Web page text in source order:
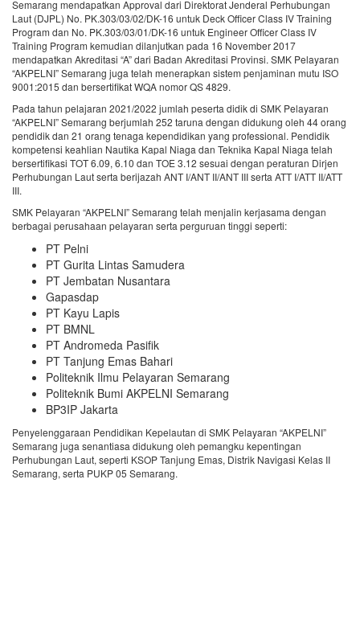
Semarang mendapatkan Approval dari Direktorat Jenderal Perhubungan
Laut (DJPL) No. PK.303/03/02/DK-16 untuk Deck Officer Class IV Training
Program dan No. PK.303/03/01/DK-16 untuk Engineer Officer Class IV
Training Program kemudian dilanjutkan pada 16 November 2017
mendapatkan Akreditasi “A” dari Badan Akreditasi Provinsi. SMK Pelayaran
“AKPELNI” Semarang juga telah menerapkan sistem penjaminan mutu ISO
9001:2015 dan bersertifikat WQA nomor QS 4829.
Pada tahun pelajaran 2021/2022 jumlah peserta didik di SMK Pelayaran
“AKPELNI” Semarang berjumlah 252 taruna dengan didukung oleh 44 orang
pendidik dan 21 orang tenaga kependidikan yang professional. Pendidik
kompetensi keahlian Nautika Kapal Niaga dan Teknika Kapal Niaga telah
bersertifikasi TOT 6.09, 6.10 dan TOE 3.12 sesuai dengan peraturan Dirjen
Perhubungan Laut serta berijazah ANT I/ANT II/ANT III serta ATT I/ATT II/ATT
III.
SMK Pelayaran “AKPELNI” Semarang telah menjalin kerjasama dengan
berbagai perusahaan pelayaran serta perguruan tinggi seperti:
PT Pelni
PT Gurita Lintas Samudera
PT Jembatan Nusantara
Gapasdap
PT Kayu Lapis
PT BMNL
PT Andromeda Pasifik
PT Tanjung Emas Bahari
Politeknik Ilmu Pelayaran Semarang
Politeknik Bumi AKPELNI Semarang
BP3IP Jakarta
Penyelenggaraan Pendidikan Kepelautan di SMK Pelayaran “AKPELNI”
Semarang juga senantiasa didukung oleh pemangku kepentingan
Perhubungan Laut, seperti KSOP Tanjung Emas, Distrik Navigasi Kelas II
Semarang, serta PUKP 05 Semarang.